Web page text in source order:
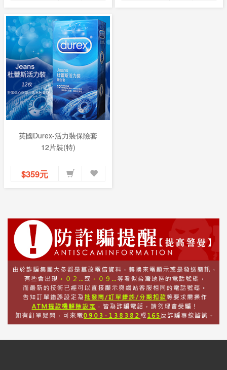
英國Durex-活力裝保險套
12片裝(特)
$359元